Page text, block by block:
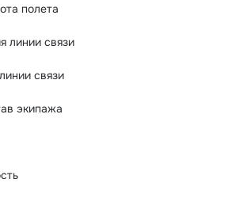
полета
линии связи
связи
экипажа